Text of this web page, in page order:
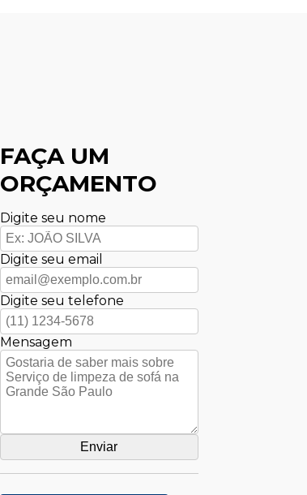
FAÇA UM
ORÇAMENTO
Digite seu nome
Digite seu email
Digite seu telefone
Mensagem